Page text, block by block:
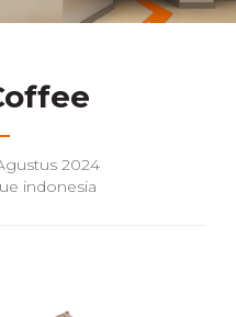
2024
indonesia